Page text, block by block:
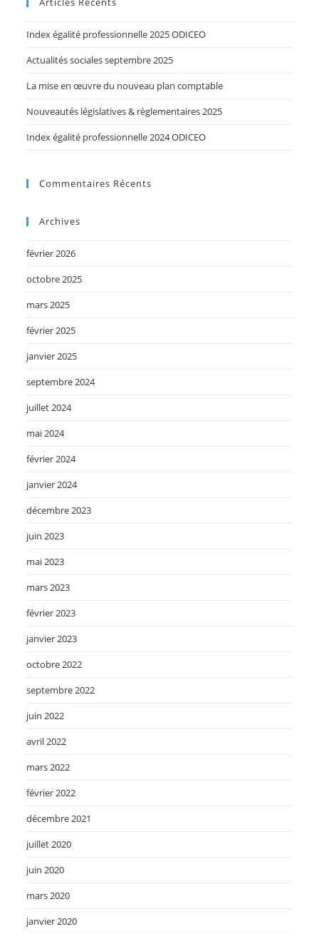
Index égalité professionnelle 2025 ODICEO
Actualités sociales septembre 2025
La mise en œuvre du nouveau plan comptable
Nouveautés législatives & règlementaires 2025
Index égalité professionnelle 2024 ODICEO
Commentaires Récents
Archives
février 2026
octobre 2025
mars 2025
février 2025
janvier 2025
septembre 2024
juillet 2024
mai 2024
février 2024
janvier 2024
décembre 2023
juin 2023
mai 2023
mars 2023
février 2023
janvier 2023
octobre 2022
septembre 2022
juin 2022
avril 2022
mars 2022
février 2022
décembre 2021
juillet 2020
juin 2020
mars 2020
janvier 2020